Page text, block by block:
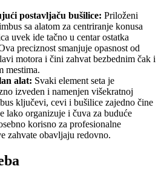
postavljaču bušilice: Priloženi
sa alatom za centriranje konusa
uvek ide tačno u centar ostatka
preciznost smanjuje opasnost od
motora i čini zahvat bezbednim čak i
mestima.
alat: Svaki element seta je
izveden i namenjen višekratnoj
ključevi, cevi i bušilice zajedno čine
lako organizuje i čuva za buduće
korisno za profesionalne
zahvate obavljaju redovno.